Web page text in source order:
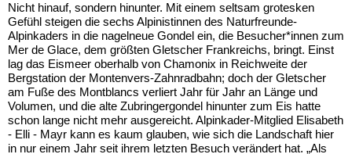
Nicht hinauf, sondern hinunter. Mit einem seltsam grotesken
Gefühl steigen die sechs Alpinistinnen des Naturfreunde-
Alpinkaders in die nagelneue Gondel ein, die Besucher*innen zum
Mer de Glace, dem größten Gletscher Frankreichs, bringt. Einst
lag das Eismeer oberhalb von Chamonix in Reichweite der
Bergstation der Montenvers-Zahnradbahn; doch der Gletscher
am Fuße des Montblancs verliert Jahr für Jahr an Länge und
Volumen, und die alte Zubringergondel hinunter zum Eis hatte
schon lange nicht mehr ausgereicht. Alpinkader-Mitglied Elisabeth
- Elli - Mayr kann es kaum glauben, wie sich die Landschaft hier
in nur einem Jahr seit ihrem letzten Besuch verändert hat. „Als